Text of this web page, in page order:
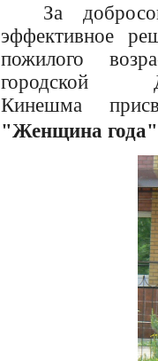
За
эффективное
пожилого
городской
Кинешма
"Женщина года"